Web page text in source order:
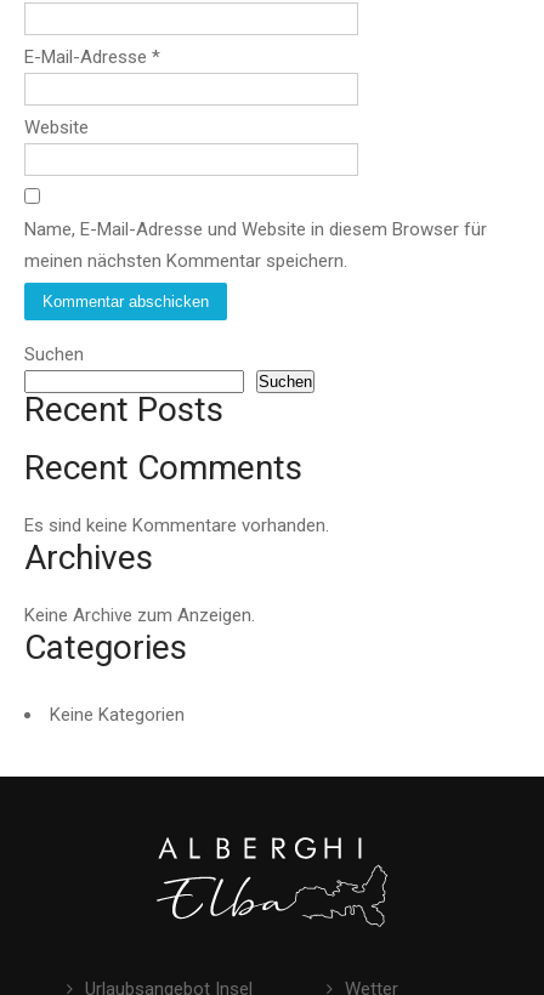
E-Mail-Adresse *
Website
Name, E-Mail-Adresse und Website in diesem Browser für
meinen nächsten Kommentar speichern.
Suchen
Suchen
Recent Posts
Recent Comments
Es sind keine Kommentare vorhanden.
Archives
Keine Archive zum Anzeigen.
Categories
Keine Kategorien
Urlaubsangebot Insel Wetter